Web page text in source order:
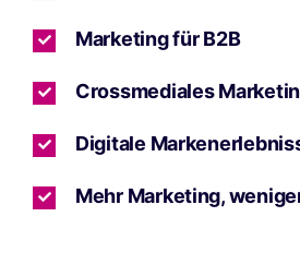
Marketing für B2B
Crossmediales
Digitale
Mehr Marketing,